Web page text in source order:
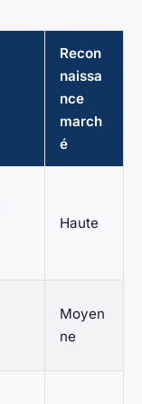
Recon
naissa
nce
march
é
Haute
Moyen
ne